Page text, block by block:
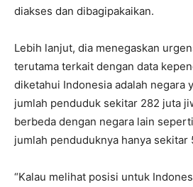
diakses dan dibagipakaikan.
Lebih lanjut, dia menegaskan
terutama terkait dengan data
diketahui Indonesia adalah negara
jumlah penduduk sekitar 282 juta
berbeda dengan negara lain
jumlah penduduknya hanya sekitar
“Kalau melihat posisi untuk